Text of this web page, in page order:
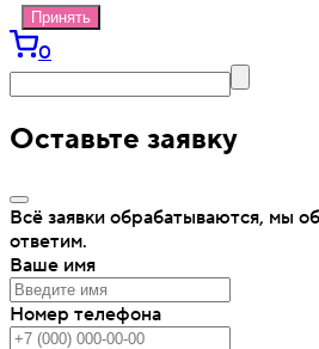
Принять
0
Оставьте заявку
Всё заявки обрабатываются, мы
ответим.
Ваше имя
Номер телефона